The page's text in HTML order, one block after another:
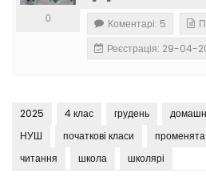
0 Коментарі: 5
Реєстрація: 29-04-
2025 4 клас грудень
НУШ
початкові класи променята
читання
школа школярі